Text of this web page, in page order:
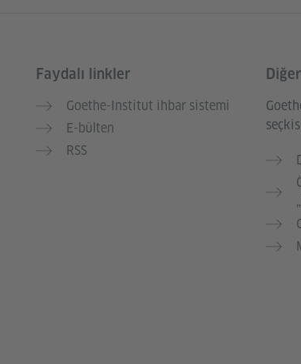
Faydalı linkler
Goethe-Institut ihbar sistemi
E-bülten
RSS